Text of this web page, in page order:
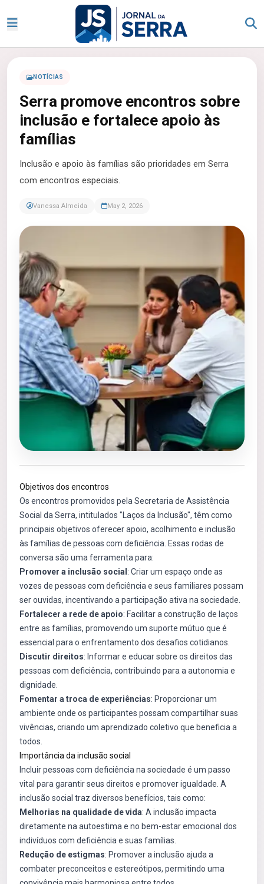
NOTÍCIAS
Serra promove encontros sobre
inclusão e fortalece apoio às
famílias
Inclusão e apoio às famílias são prioridades em Serra
com encontros especiais.
Vanessa Almeida May 2, 2026
Objetivos dos encontros
Os encontros promovidos pela Secretaria de Assistência
Social da Serra, intitulados "Laços da Inclusão", têm como
principais objetivos oferecer apoio, acolhimento e inclusão
às famílias de pessoas com deficiência. Essas rodas de
conversa são uma ferramenta para:
Promover a inclusão social : Criar um espaço onde as
vozes de pessoas com deficiência e seus familiares possam
ser ouvidas, incentivando a participação ativa na sociedade.
Fortalecer a rede de apoio: Facilitar a construção de laços
entre as famílias, promovendo um suporte mútuo que é
essencial para o enfrentamento dos desafios cotidianos.
Discutir direitos: Informar e educar sobre os direitos das
pessoas com deficiência, contribuindo para a autonomia e
dignidade.
Fomentar a troca de experiências: Proporcionar um
ambiente onde os participantes possam compartilhar suas
vivências, criando um aprendizado coletivo que beneficia a
todos.
Importância da inclusão social
Incluir pessoas com deficiência na sociedade é um passo
vital para garantir seus direitos e promover igualdade. A
inclusão social traz diversos benefícios, tais como:
Melhorias na qualidade de vida: A inclusão impacta
diretamente na autoestima e no bem-estar emocional dos
indivíduos com deficiência e suas famílias.
Redução de estigmas: Promover a inclusão ajuda a
combater preconceitos e estereótipos, permitindo uma